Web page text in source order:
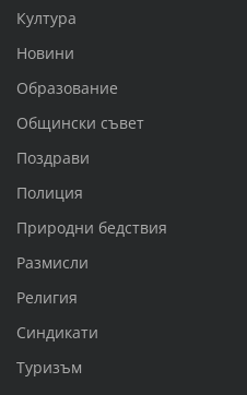
Култура
Новини
Образование
Общински съвет
Поздрави
Полиция
Природни бедствия
Размисли
Религия
Синдикати
Туризъм